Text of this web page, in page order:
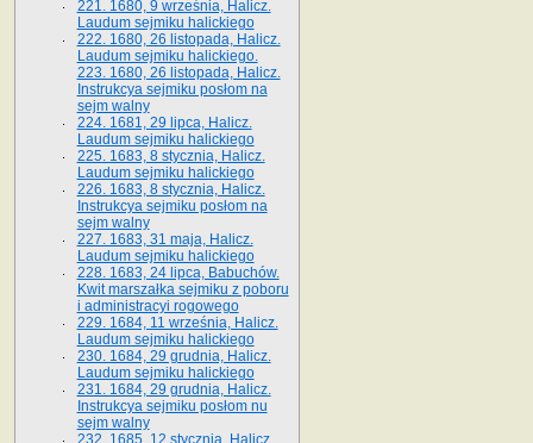
221. 1680, 9 września, Halicz.
Laudum sejmiku halickiego
222. 1680, 26 listopada, Halicz.
Laudum sejmiku halickiego.
223. 1680, 26 listopada, Halicz.
Instrukcya sejmiku posłom na
sejm walny
224. 1681, 29 lipca, Halicz.
Laudum sejmiku halickiego
225. 1683, 8 stycznia, Halicz.
Laudum sejmiku halickiego
226. 1683, 8 stycznia, Halicz.
Instrukcya sejmiku posłom na
sejm walny
227. 1683, 31 maja, Halicz.
Laudum sejmiku halickiego
228. 1683, 24 lipca, Babuchów.
Kwit marszałka sejmiku z poboru
i administracyi rogowego
229. 1684, 11 września, Halicz.
Laudum sejmiku halickiego
230. 1684, 29 grudnia, Halicz.
Laudum sejmiku halickiego
231. 1684, 29 grudnia, Halicz.
Instrukcya sejmiku posłom nu
sejm walny
232. 1685, 12 stycznia, Halicz.